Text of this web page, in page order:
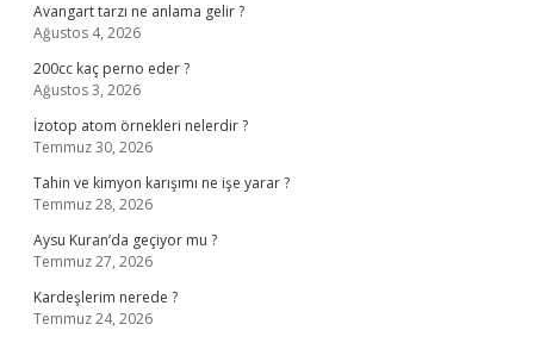
Avangart tarzı ne anlama gelir ?
Ağustos 4, 2026
200cc kaç perno eder ?
Ağustos 3, 2026
İzotop atom örnekleri nelerdir ?
Temmuz 30, 2026
Tahin ve kimyon karışımı ne işe yarar ?
Temmuz 28, 2026
Aysu Kuran’da geçiyor mu ?
Temmuz 27, 2026
Kardeşlerim nerede ?
Temmuz 24, 2026